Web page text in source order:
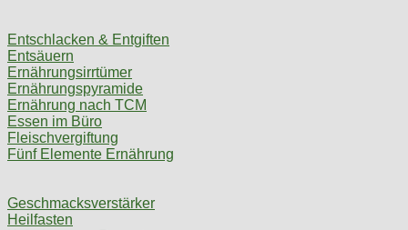
Entschlacken & Entgiften
Entsäuern
Ernährungsirrtümer
Ernährungspyramide
Ernährung nach TCM
Essen im Büro
Fleischvergiftung
Fünf Elemente Ernährung
Geschmacksverstärker
Heilfasten